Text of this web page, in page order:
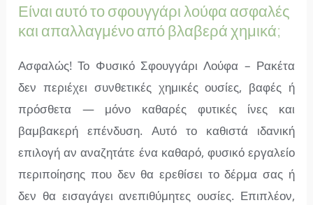
Είναι αυτό το σφουγγάρι λούφα ασφαλές
και απαλλαγμένο από βλαβερά χημικά;
Ασφαλώς! Το Φυσικό Σφουγγάρι Λούφα – Ρακέτα
δεν περιέχει συνθετικές χημικές ουσίες, βαφές ή
πρόσθετα — μόνο καθαρές φυτικές ίνες και
βαμβακερή επένδυση. Αυτό το καθιστά ιδανική
επιλογή αν αναζητάτε ένα καθαρό, φυσικό εργαλείο
περιποίησης που δεν θα ερεθίσει το δέρμα σας ή
δεν θα εισαγάγει ανεπιθύμητες ουσίες. Επιπλέον,